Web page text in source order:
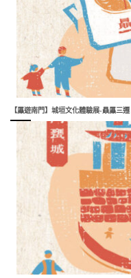
【屭遊南門】城垣文化體驗展-贔屭三遷